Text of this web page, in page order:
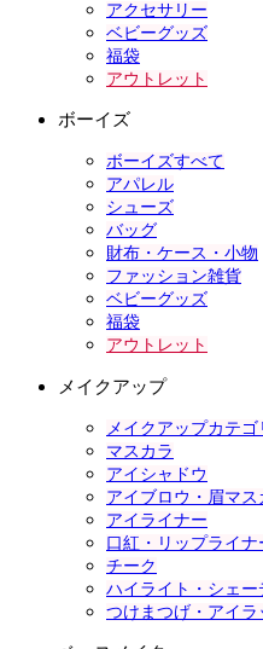
アクセサリー
ベビーグッズ
福袋
アウトレット
ボーイズ
ボーイズすべて
アパレル
シューズ
バッグ
財布・ケース・小物
ファッション雑貨
ベビーグッズ
福袋
アウトレット
メイクアップ
メイクアップカテゴ
マスカラ
アイシャドウ
アイブロウ・眉マス
アイライナー
口紅・リップライナ
チーク
ハイライト・シェー
つけまつげ・アイラ